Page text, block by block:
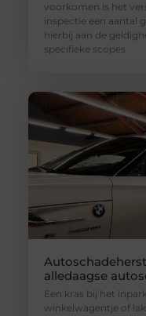
voorkomen is het
inspectie een aantal
hierbij aan de
specifieke scopes
alledaagse
Een kras bij het
winkelwagentje of